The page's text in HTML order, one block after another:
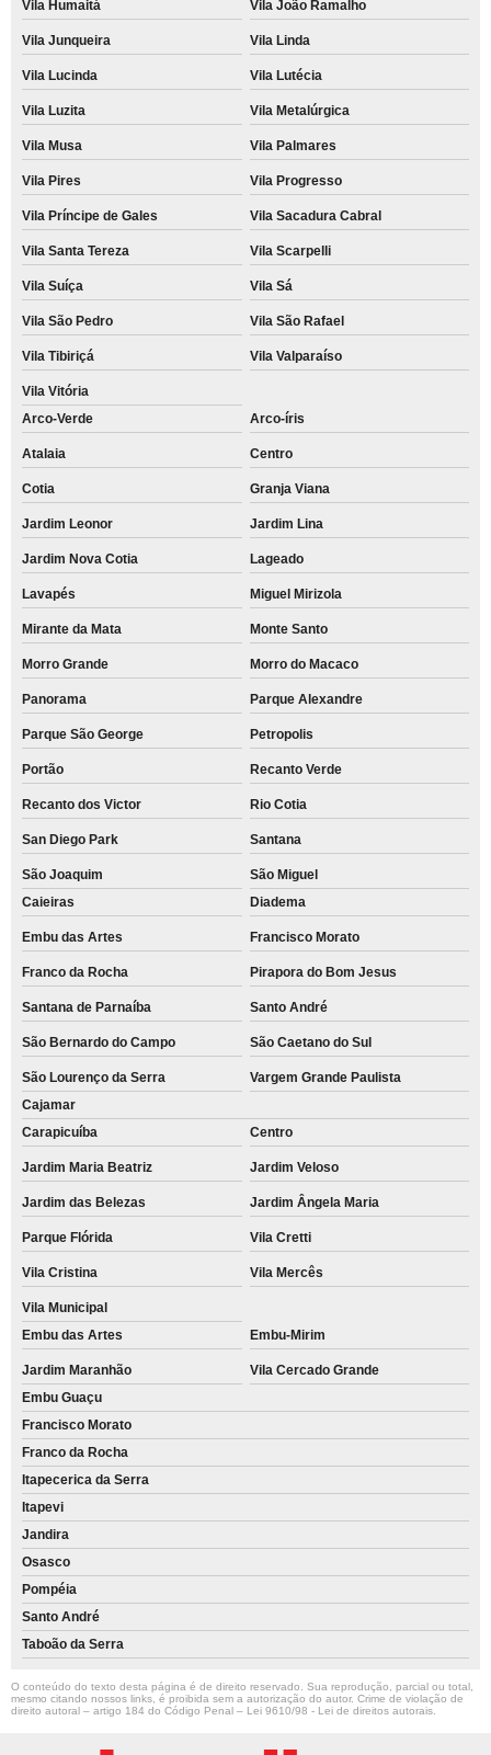
Vila Humaitá Vila João Ramalho
Vila Junqueira Vila Linda
Vila Lucinda Vila Lutécia
Vila Luzita Vila Metalúrgica
Vila Musa Vila Palmares
Vila Pires Vila Progresso
Vila Príncipe de Gales Vila Sacadura Cabral
Vila Santa Tereza Vila Scarpelli
Vila Suíça Vila Sá
Vila São Pedro Vila São Rafael
Vila Tibiriçá Vila Valparaíso
Vila Vitória
Arco-Verde
Arco-íris
Atalaia Centro
Cotia Granja Viana
Jardim Leonor Jardim Lina
Jardim Nova Cotia Lageado
Lavapés Miguel Mirizola
Mirante da Mata Monte Santo
Morro Grande Morro do Macaco
Panorama Parque Alexandre
Parque São George Petropolis
Portão Recanto Verde
Recanto dos Victor Rio Cotia
San Diego Park Santana
São Joaquim
São Miguel
Caieiras
Diadema
Embu das Artes Francisco Morato
Franco da Rocha Pirapora do Bom Jesus
Santana de Parnaíba Santo André
São Bernardo do Campo São Caetano do Sul
São Lourenço da Serra
Vargem Grande Paulista
Cajamar
Carapicuíba
Centro
Jardim Maria Beatriz Jardim Veloso
Jardim das Belezas Jardim Ângela Maria
Parque Flórida Vila Cretti
Vila Cristina Vila Mercês
Vila Municipal
Embu das Artes
Embu-Mirim
Jardim Maranhão
Vila Cercado Grande
Embu Guaçu
Francisco Morato
Franco da Rocha
Itapecerica da Serra
Itapevi
Jandira
Osasco
Pompéia
Santo André
Taboão da Serra
O conteúdo do texto desta página é de direito reservado. Sua reprodução, parcial ou total,
mesmo citando nossos links, é proibida sem a autorização do autor. Crime de violação de
direito autoral – artigo 184 do Código Penal – Lei 9610/98 - Lei de direitos autorais